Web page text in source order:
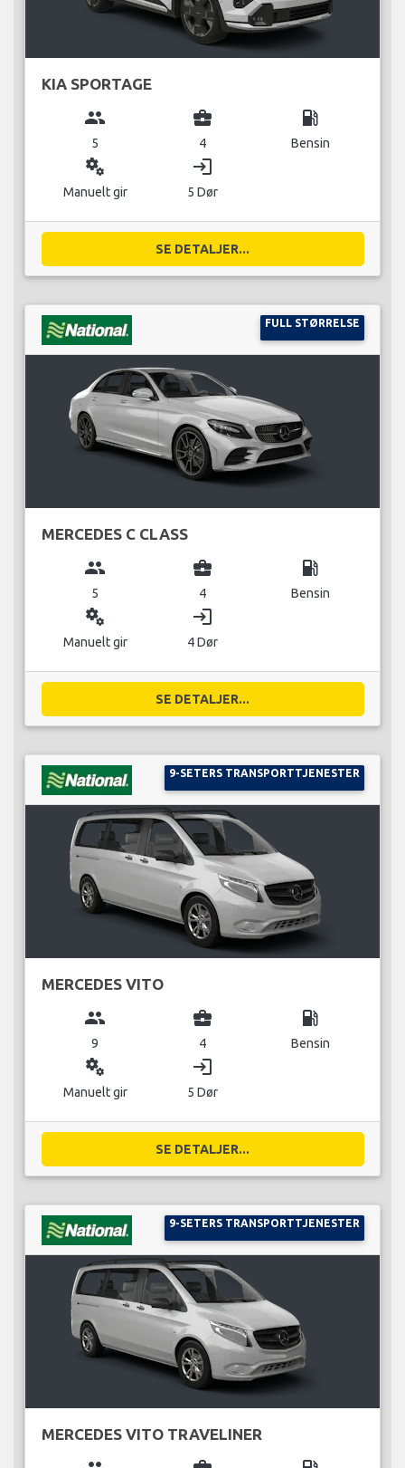
KIA SPORTAGE
group
5
business_center
4
local_gas_station
Bensin
miscellaneous_services
Manuelt gir
login
5 Dør
SE DETALJER...
FULL STØRRELSE
MERCEDES C CLASS
group
5
business_center
4
local_gas_station
Bensin
miscellaneous_services
Manuelt gir
login
4 Dør
SE DETALJER...
9-SETERS TRANSPORTTJENESTER
MERCEDES VITO
group
9
business_center
4
local_gas_station
Bensin
miscellaneous_services
Manuelt gir
login
5 Dør
SE DETALJER...
9-SETERS TRANSPORTTJENESTER
MERCEDES VITO TRAVELINER